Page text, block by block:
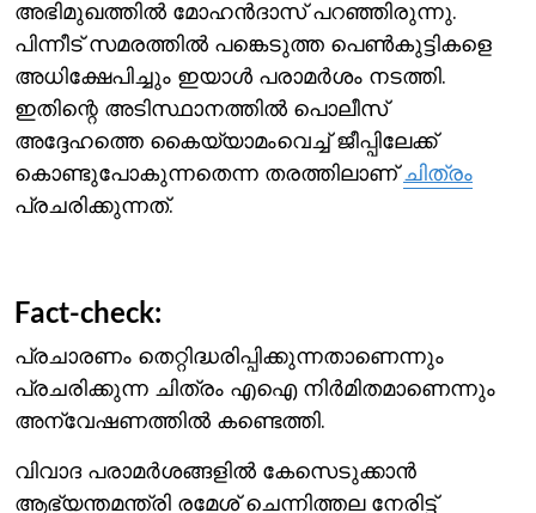
അഭിമുഖത്തില്‍ മോഹന്‍ദാസ് പറഞ്ഞിരുന്നു.
പിന്നീട് സമരത്തില്‍ പങ്കെടുത്ത പെണ്‍കുട്ടികളെ
അധിക്ഷേപിച്ചും ഇയാള്‍ പരാമര്‍ശം നടത്തി.
ഇതിന്റെ അടിസ്ഥാനത്തില്‍‌ പൊലീസ്
അദ്ദേഹത്തെ കൈയ്യാമംവെച്ച് ജീപ്പിലേക്ക്
കൊണ്ടുപോകുന്നതെന്ന തരത്തിലാണ്ചിത്രം
പ്രചരിക്കുന്നത്.
Fact-check:
പ്രചാരണം തെറ്റിദ്ധരിപ്പിക്കുന്നതാണെന്നും
പ്രചരിക്കുന്ന ചിത്രം എഐ നിര്‍മിതമാണെന്നും
അന്വേഷണത്തില്‍ കണ്ടെത്തി.
വിവാദ പരാമര്‍ശങ്ങളില്‍ കേസെടുക്കാന്‍
ആഭ്യന്തമന്ത്രി രമേശ് ചെന്നിത്തല നേരിട്ട്